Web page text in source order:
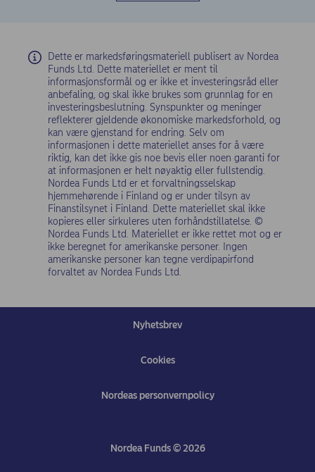
Dette er markedsføringsmateriell publisert av Nordea
Funds Ltd. Dette materiellet er ment til
informasjonsformål og er ikke et investeringsråd eller
anbefaling, og skal ikke brukes som grunnlag for en
investeringsbeslutning. Synspunkter og meninger
reflekterer gjeldende økonomiske markedsforhold, og
kan være gjenstand for endring. Selv om
informasjonen i dette materiellet anses for å være
riktig, kan det ikke gis noe bevis eller noen garanti for
at informasjonen er helt nøyaktig eller fullstendig.
Nordea Funds Ltd er et forvaltningsselskap
hjemmehørende i Finland og er under tilsyn av
Finanstilsynet i Finland. Dette materiellet skal ikke
kopieres eller sirkuleres uten forhåndstillatelse. ©
Nordea Funds Ltd. Materiellet er ikke rettet mot og er
ikke beregnet for amerikanske personer. Ingen
amerikanske personer kan tegne verdipapirfond
forvaltet av Nordea Funds Ltd.
Nyhetsbrev
Cookies
Nordeas personvernpolicy
Nordea Funds © 2026